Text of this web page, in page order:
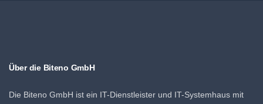
Über die Biteno GmbH
Die Biteno GmbH ist ein IT-Dienstleister und IT-Systemhaus mit